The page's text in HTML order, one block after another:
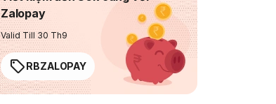
Zalopay
Valid Till 30 Th9
RBZALOPAY